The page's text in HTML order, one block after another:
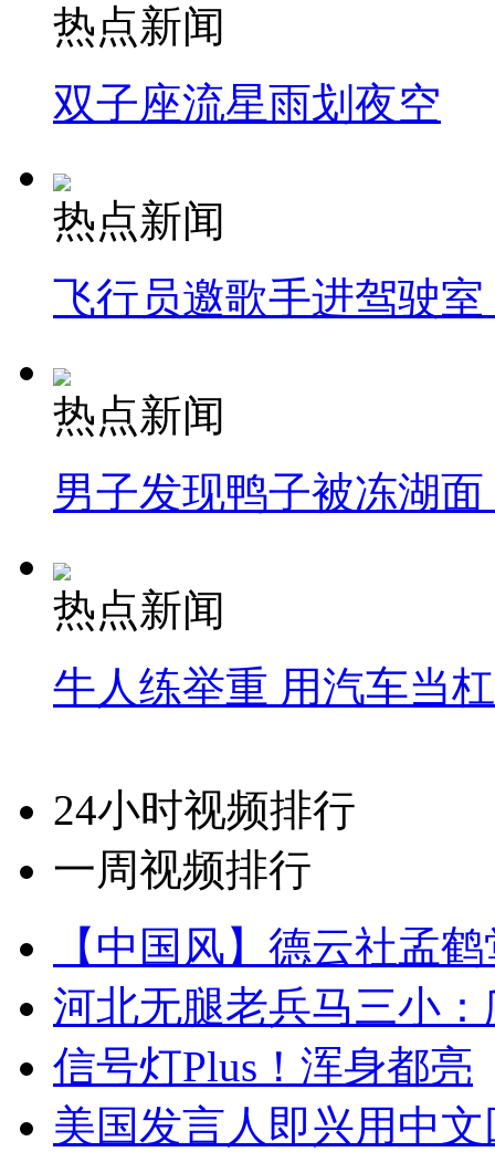
热点新闻
双子座流星雨划夜空
热点新闻
飞行员邀歌手进驾驶
热点新闻
男子发现鸭子被冻湖
热点新闻
牛人练举重 用汽车当
24小时视频排行
一周视频排行
【中国风】德云社孟
河北无腿老兵马三小
信号灯Plus！浑身都亮
美国发言人即兴用中